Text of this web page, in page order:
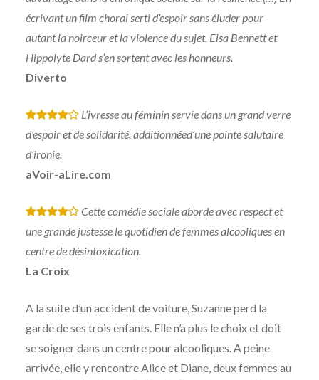
écrivant un film choral serti d’espoir sans éluder pour
autant la noirceur et la violence du sujet, Elsa Bennett et
Hippolyte Dard s’en sortent avec les honneurs.
Diverto
* * * *
L’ivresse au féminin servie dans un grand verre
d’espoir et de solidarité, additionnéed’une pointe salutaire
d’ironie.
aVoir-aLire.com
* * * *
Cette comédie sociale aborde avec respect et
une grande justesse le quotidien de femmes alcooliques en
centre de désintoxication.
La Croix
A la suite d’un accident de voiture, Suzanne perd la
garde de ses trois enfants. Elle n’a plus le choix et doit
se soigner dans un centre pour alcooliques. A peine
arrivée, elle y rencontre Alice et Diane, deux femmes au